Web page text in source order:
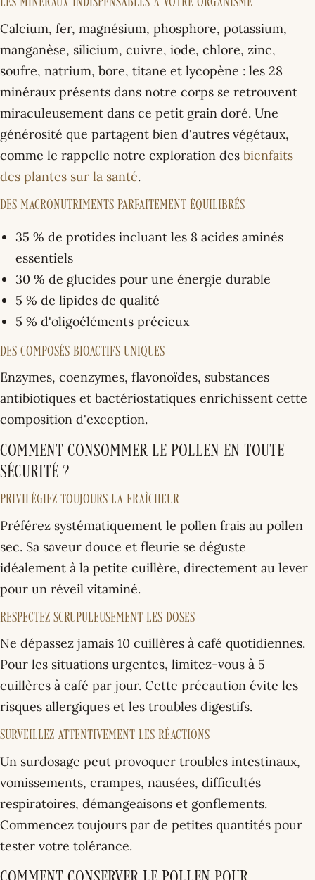
Les minéraux indispensables à votre organisme
Calcium, fer, magnésium, phosphore, potassium,
manganèse, silicium, cuivre, iode, chlore, zinc,
soufre, natrium, bore, titane et lycopène : les 28
minéraux présents dans notre corps se retrouvent
miraculeusement dans ce petit grain doré. Une
générosité que partagent bien d'autres végétaux,
comme le rappelle notre exploration des bienfaits
des plantes sur la santé.
Des macronutriments parfaitement équilibrés
35 % de protides incluant les 8 acides aminés
essentiels
30 % de glucides pour une énergie durable
5 % de lipides de qualité
5 % d'oligoéléments précieux
Des composés bioactifs uniques
Enzymes, coenzymes, flavonoïdes, substances
antibiotiques et bactériostatiques enrichissent cette
composition d'exception.
Comment consommer le pollen en toute
sécurité ?
Privilégiez toujours la fraîcheur
Préférez systématiquement le pollen frais au pollen
sec. Sa saveur douce et fleurie se déguste
idéalement à la petite cuillère, directement au lever
pour un réveil vitaminé.
Respectez scrupuleusement les doses
Ne dépassez jamais 10 cuillères à café quotidiennes.
Pour les situations urgentes, limitez-vous à 5
cuillères à café par jour. Cette précaution évite les
risques allergiques et les troubles digestifs.
Surveillez attentivement les réactions
Un surdosage peut provoquer troubles intestinaux,
vomissements, crampes, nausées, difficultés
respiratoires, démangeaisons et gonflements.
Commencez toujours par de petites quantités pour
tester votre tolérance.